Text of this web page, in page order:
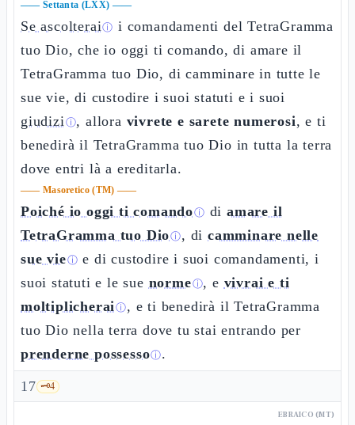
—— Settanta (LXX) ——
Se ascolteraiⓘ i comandamenti del TetraGramma
tuo Dio, che io oggi ti comando, di amare il
TetraGramma tuo Dio, di camminare in tutte le
sue vie, di custodire i suoi statuti e i suoi
giudiziⓘ, allora vivrete e sarete numerosi, e ti
benedirà il TetraGramma tuo Dio in tutta la terra
dove entri là a ereditarla.
—— Masoretico (TM) ——
Poiché io oggi ti comandoⓘ diamare il
TetraGramma tuo Dioⓘ, dicamminare nelle
sue vieⓘ e di custodire i suoi comandamenti, i
suoi statuti e le sue normeⓘ, e vivrai e ti
moltiplicheraiⓘ, e ti benedirà il TetraGramma
tuo Dio nella terra dove tu stai entrando per
prenderne possessoⓘ.
17 🗝️4
EBRAICO (MT)